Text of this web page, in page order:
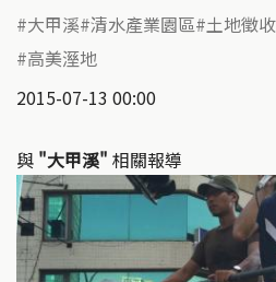
大甲溪 清水產業園區 土地徵收
高美溼地
2015-07-13 00:00
與 "大甲溪" 相關報導